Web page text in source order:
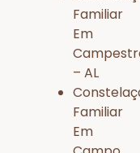
Familiar
Em
– AL
Familiar
Em